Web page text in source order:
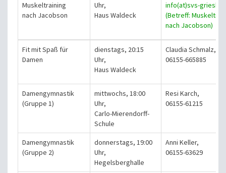
Muskeltraining
nach Jacobson
Uhr,
Haus Waldeck
info(at)svs-
(Betreff:
nach Jacobson)
Fit mit Spaß für
Damen
dienstags, 20:15
Uhr,
Haus Waldeck
Claudia Schmalz,
06155-665885
Damengymnastik
(Gruppe 1)
mittwochs, 18:00
Uhr,
Carlo-Mierendorff-
Schule
Resi Karch,
06155-61215
Damengymnastik
(Gruppe 2)
donnerstags, 19:00
Uhr,
Hegelsberghalle
Anni Keller,
06155-63629